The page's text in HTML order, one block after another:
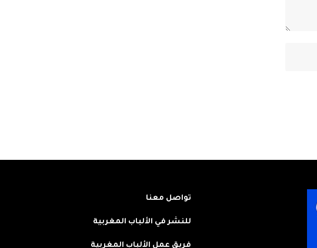
تواصل معنا
للنشر في الألباب المغربية
فريق عمل الألباب المغربية